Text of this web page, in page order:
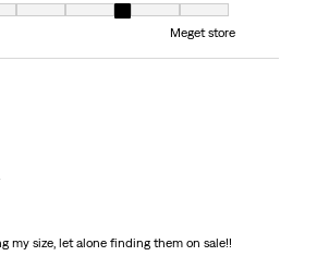
7, hvor 1 er lig med Meget små og 7 er lig med Meget
Meget store
my size, let alone finding them on sale!!